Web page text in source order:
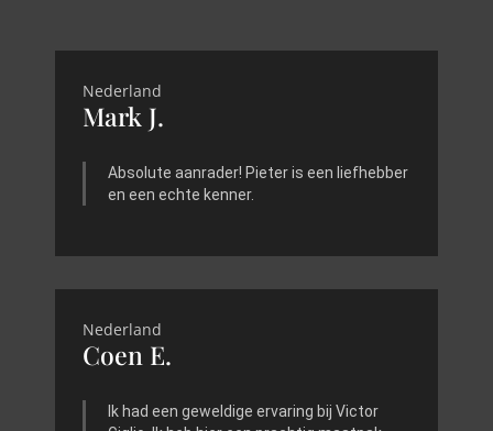
Nederland
Mark J.
Absolute aanrader! Pieter is een liefhebber
en een echte kenner.
Nederland
Coen E.
Ik had een geweldige ervaring bij Victor